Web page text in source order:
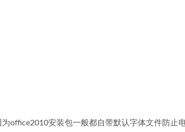
office2010安装包一般都自带默认字体文件防止